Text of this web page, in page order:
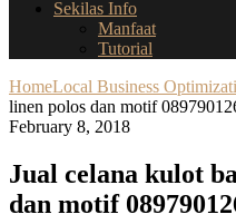
Sekilas Info
Manfaat
Tutorial
HomeLocal Business
linen polos dan motif
February 8, 2018
Jual celana kulot
dan motif